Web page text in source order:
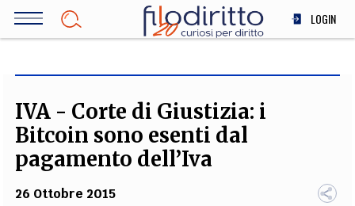
Salta
LOGIN
SOCIETÀ
MEDICINA
SCIENZA
IVA - Corte di Giustizia: i
Bitcoin sono esenti dal
pagamento dell’Iva
26 Ottobre 2015